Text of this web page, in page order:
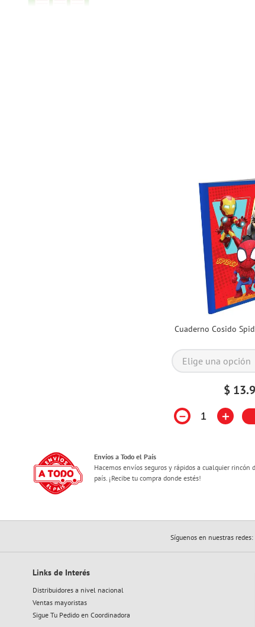
Cuaderno Cosido
Elige una opción
$ 13.
－ ＋
Envíos a Todo el País
Hacemos envíos seguros y rápidos a cualquier rincón
país. ¡Recibe tu compra donde estés!
Síguenos en nuestras redes:
Links de Interés
Distribuidores a nivel nacional
Ventas mayoristas
Sigue Tu Pedido en Coordinadora